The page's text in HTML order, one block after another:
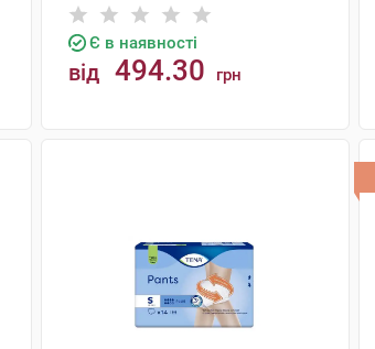
Хугезанд
Є в наявності
від 494.30 грн